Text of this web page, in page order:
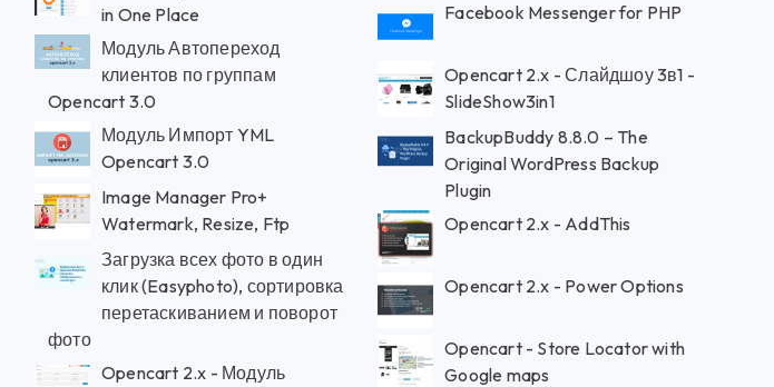
in One Place
Модуль Автопереход
клиентов по группам
Opencart 3.0
Модуль Импорт YML
Opencart 3.0
Image Manager Pro+
Watermark, Resize, Ftp
Загрузка всех фото в один
клик (Easyphoto), сортировка
перетаскиванием и поворот
фото
Opencart 2.x - Модуль
Facebook Messenger for PHP
Opencart 2.x - Слайдшоу 3в1 -
SlideShow3in1
BackupBuddy 8.8.0 – The
Original WordPress Backup
Plugin
Opencart 2.x - AddThis
Opencart 2.x - Power Options
Opencart - Store Locator with
Google maps